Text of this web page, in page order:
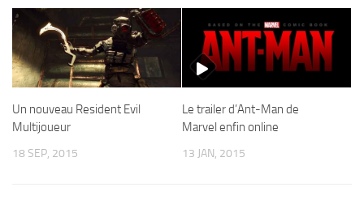
Un nouveau Resident Evil
Multijoueur
18 SEP, 2015
Le trailer d’Ant-Man de
Marvel enfin online
13 JAN, 2015